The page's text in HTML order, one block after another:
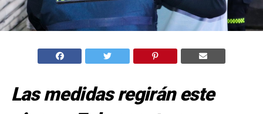
Las medidas regirán este